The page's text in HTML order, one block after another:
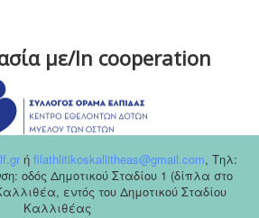
με/In cooperation
ή filathlitikoskallitheas@gmail.com, Tηλ:
οδός Δημοτικού Σταδίου 1 (δίπλα στο
εντός του Δημοτικού Σταδίου
Καλλιθέας